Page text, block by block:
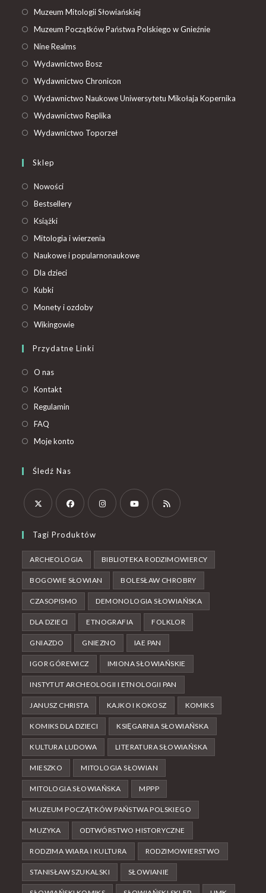
Muzeum Mitologii Słowiańskiej
Muzeum Początków Państwa Polskiego w Gnieźnie
Nine Realms
Wydawnictwo Bosz
Wydawnictwo Chronicon
Wydawnictwo Naukowe Uniwersytetu Mikołaja Kopernika
Wydawnictwo Replika
Wydawnictwo Toporzeł
Sklep
Nowości
Bestsellery
Książki
Mitologia i wierzenia
Naukowe i popularnonaukowe
Dla dzieci
Kubki
Monety i ozdoby
Wikingowie
Przydatne Linki
O nas
Kontakt
Regulamin
FAQ
Moje konto
Śledź Nas
Tagi Produktów
ARCHEOLOGIA BIBLIOTEKA RODZIMOWIERCY
BOGOWIE SŁOWIAN BOLESŁAW CHROBRY
CZASOPISMO DEMONOLOGIA SŁOWIAŃSKA
DLA DZIECI ETNOGRAFIA FOLKLOR
GNIAZDO GNIEZNO IAE PAN
IGOR GÓREWICZ IMIONA SŁOWIAŃSKIE
INSTYTUT ARCHEOLOGII I ETNOLOGII PAN
JANUSZ CHRISTA KAJKO I KOKOSZ KOMIKS
KOMIKS DLA DZIECI KSIĘGARNIA SŁOWIAŃSKA
KULTURA LUDOWA LITERATURA SŁOWIAŃSKA
MIESZKO MITOLOGIA SŁOWIAN
MITOLOGIA SŁOWIAŃSKA MPPP
MUZEUM POCZĄTKÓW PAŃSTWA POLSKIEGO
MUZYKA ODTWÓRSTWO HISTORYCZNE
RODZIMA WIARA I KULTURA RODZIMOWIERSTWO
STANISŁAW SZUKALSKI SŁOWIANIE